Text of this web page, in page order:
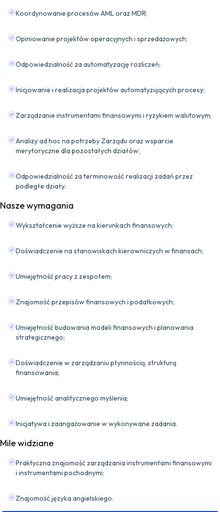
Koordynowanie procesów AML oraz MDR;
Opiniowanie projektów operacyjnych i sprzedażowych;
Odpowiedzialność za automatyzację rozliczeń;
Inicjowanie i realizacja projektów automatyzujących procesy;
Zarządzanie instrumentami finansowymi i ryzykiem walutowym;
Analizy ad hoc na potrzeby Zarządu oraz wsparcie
merytoryczne dla pozostałych działów;
Odpowiedzialność za terminowość realizacji zadań przez
podległe działy.
Nasze wymagania
Wykształcenie wyższe na kierunkach finansowych;
Doświadczenie na stanowiskach kierowniczych w finansach;
Umiejętność pracy z zespołem;
Znajomość przepisów finansowych i podatkowych;
Umiejętność budowania modeli finansowych i planowania
strategicznego;
Doświadczenie w zarządzaniu płynnością, strukturą
finansowania;
Umiejętność analitycznego myślenia;
Inicjatywa i zaangażowanie w wykonywane zadania.
Mile widziane
Praktyczna znajomość zarządzania instrumentami finansowymi
i instrumentami pochodnymi;
Znajomość języka angielskiego.